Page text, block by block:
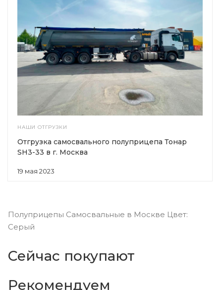
НАШИ ОТГРУЗКИ
19 мая 2023
Отгрузка самосвального полуприцепа Тонар
SH3-33 в г. Москва
Полуприцепы Самосвальные в Москве Цвет:
Серый
Сейчас покупают
Рекомендуем